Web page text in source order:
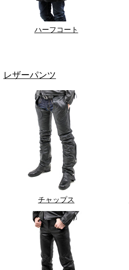
ハーフコート
レザーパンツ
チャップス